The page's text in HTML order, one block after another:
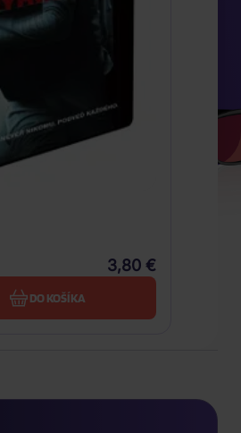
3,80 €
DO KOŠÍKA